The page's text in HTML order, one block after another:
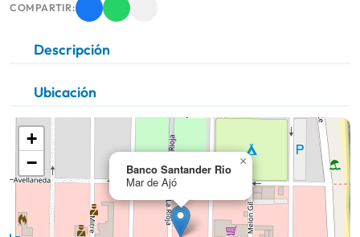
COMPARTIR:
Descripción
Ubicación
Banco Santander Rio
Mar de Ajó
×
+
−